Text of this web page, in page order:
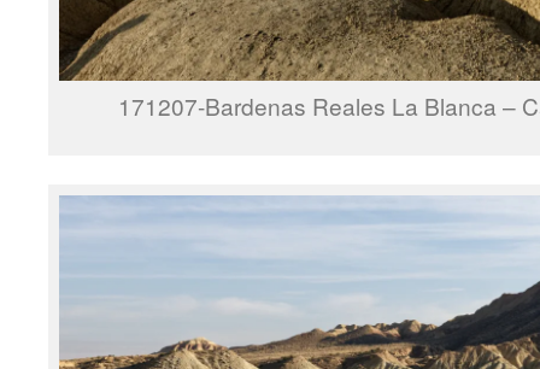
171207-Bardenas Reales La Blanca –